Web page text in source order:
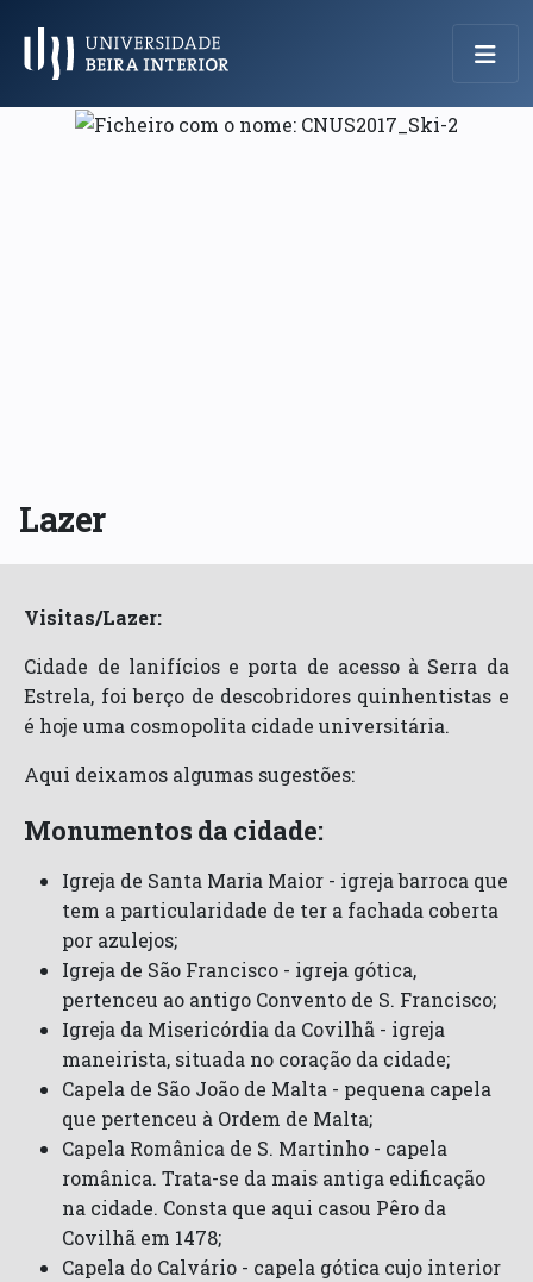
Menu Principal
Lazer
Visitas/Lazer:
Cidade de lanifícios e porta de acesso à Serra da
Estrela, foi berço de descobridores quinhentistas e
é hoje uma cosmopolita cidade universitária.
Aqui deixamos algumas sugestões:
Monumentos da cidade:
Igreja de Santa Maria Maior - igreja barroca que
tem a particularidade de ter a fachada coberta
por azulejos;
Igreja de São Francisco - igreja gótica,
pertenceu ao antigo Convento de S. Francisco;
Igreja da Misericórdia da Covilhã - igreja
maneirista, situada no coração da cidade;
Capela de São João de Malta - pequena capela
que pertenceu à Ordem de Malta;
Capela Românica de S. Martinho - capela
românica. Trata-se da mais antiga edificação
na cidade. Consta que aqui casou Pêro da
Covilhã em 1478;
Capela do Calvário - capela gótica cujo interior